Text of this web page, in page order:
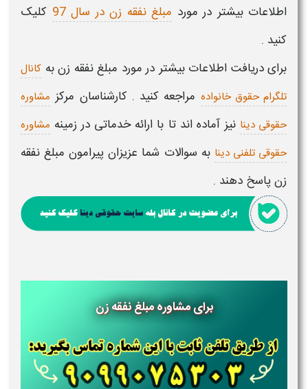
اطلاعات بیشتر در مورد مبلغ نفقه زن در سال 97
کلیک
کنید .
برای دریافت اطلاعات بیشتر در مورد مبلغ نفقه زنبه کانال
تلگرام حقوق خانواده مراجعه کنید . کارشناسان مرکز مشاوره
حقوقی دینا نیز آماده اند تا با ارائه خدماتی در زمینه مشاوره
حقوقی تلفنی دینا به سوالات شما عزیزان پیرامون مبلغ نفقه
زنپاسخ دهند .
برای مشاوره مبلغ نفقه زن